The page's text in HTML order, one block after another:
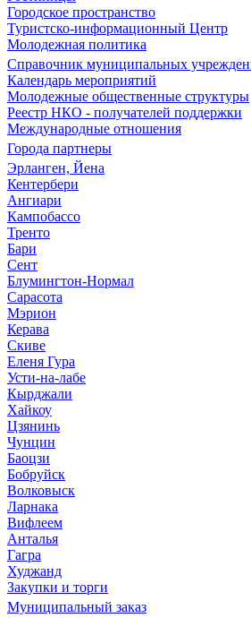
Городское пространство
Туристско-информационный Центр
Молодежная политика
Справочник муниципальных
Календарь мероприятий
Молодежные общественные структуры
Реестр НКО - получателей поддержки
Международные отношения
Города партнеры
Эрланген, Йена
Кентербери
Ангиари
Кампобассо
Тренто
Бари
Сент
Блумингтон-Нормал
Сарасота
Мэрион
Керава
Скиве
Еленя Гура
Усти-на-лабе
Кырджали
Хайкоу
Цзянинь
Чунцин
Баоцзи
Бобруйск
Волковыск
Ларнака
Вифлеем
Анталья
Гагра
Худжанд
Закупки и торги
Муниципальный заказ